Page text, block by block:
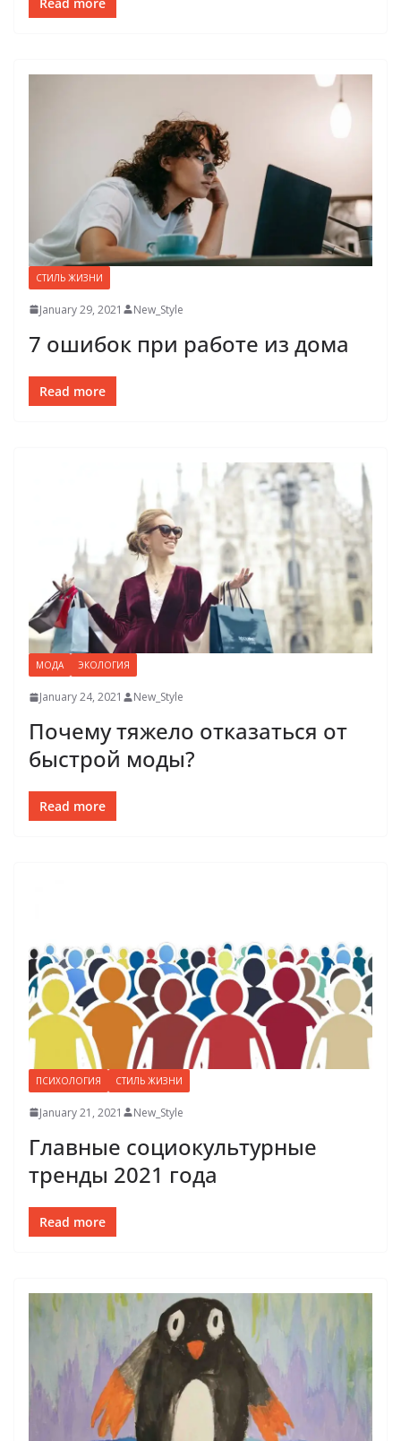
СТИЛЬ ЖИЗНИ
January 29, 2021 New_Style
7 ошибок при работе из дома
Read more
МОДА ЭКОЛОГИЯ
January 24, 2021 New_Style
Почему тяжело отказаться от
быстрой моды?
Read more
ПСИХОЛОГИЯ СТИЛЬ ЖИЗНИ
January 21, 2021 New_Style
Главные социокультурные
тренды 2021 года
Read more